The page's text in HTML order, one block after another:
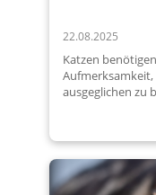
22.08.2025
Katzen
ausgeglichen zu